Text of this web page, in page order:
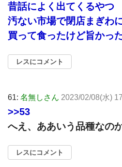
昔話によく出てくるやつ
汚ない市場で閉店まぎわ
買って食ったけど旨かっ
レスにコメント
61: 名無しさん 2023/02/08(水)
>>53
へえ、ああいう品種なの
レスにコメント